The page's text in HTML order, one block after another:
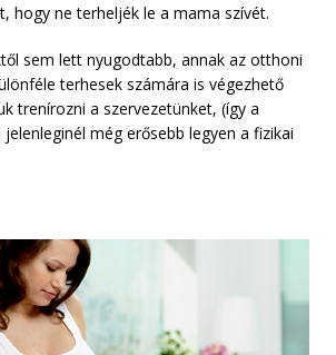
hogy ne terheljék le a mama szívét.
sem lett nyugodtabb, annak az otthoni
terhesek számára is végezhető
trenírozni a szervezetünket, (így a
még erősebb legyen a fizikai